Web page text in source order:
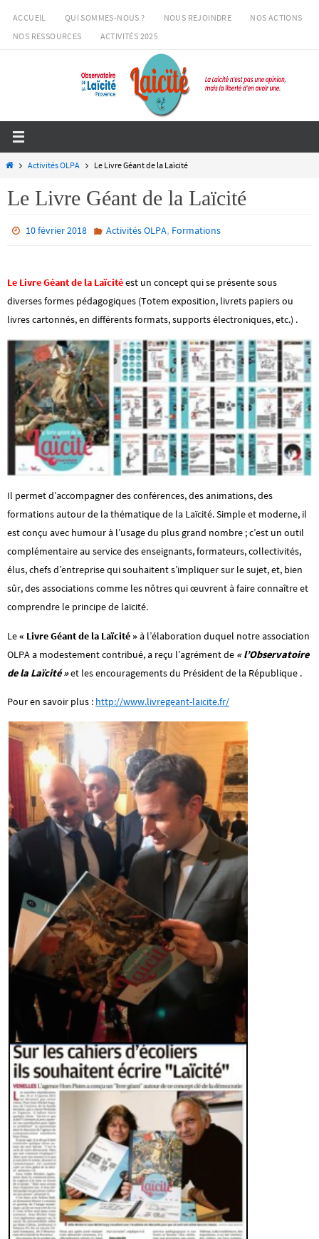
Passer
vers
ACCUEIL QUI SOMMES-NOUS ? NOUS REJOINDRE
NOS ACTIONS
NOS RESSOURCES
ACTIVITÉS 2025
HomeActivités OLPA Le Livre Géant de la Laïcité
Le Livre Géant de la Laïcité
10 février 2018 Activités OLPA, Formations
Le Livre Géant de la Laïcitéest un concept qui se présente sous
diverses formes pédagogiques (Totem exposition, livrets papiers ou
livres cartonnés, en différents formats, supports électroniques, etc.) .
Il permet d’accompagner des conférences, des animations, des
formations autour de la thématique de la Laïcité. Simple et moderne, il
est conçu avec humour à l’usage du plus grand nombre ; c’est un outil
complémentaire au service des enseignants, formateurs, collectivités,
élus, chefs d’entreprise qui souhaitent s’impliquer sur le sujet, et, bien
sûr, des associations comme les nôtres qui œuvrent à faire connaître et
comprendre le principe de laïcité.
Le« Livre Géant de la Laïcité » à l’élaboration duquel notre association
OLPA a modestement contribué, a reçu l’agrément de « l’Observatoire
de la Laïcité »et les encouragements du Président de la République .
Pour en savoir plus : http://www.livregeant-laicite.fr/